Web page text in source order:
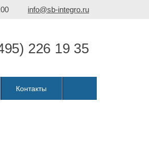
info@sb-integro.ru
226 19 35
Контакты